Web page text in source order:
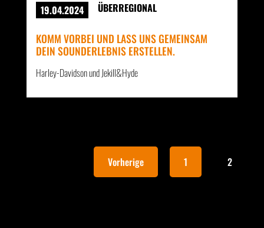
19.04.2024 ÜBERREGIONAL
KOMM VORBEI UND LASS UNS GEMEINSAM
DEIN SOUNDERLEBNIS ERSTELLEN.
Harley-Davidson und Jekill&Hyde
Vorherige 1 2